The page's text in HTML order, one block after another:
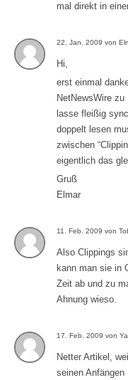
mal direkt in
22. Jan. 2009 von
Hi,
erst einmal
NetNewsWire
lasse fleißig
doppelt lesen
zwischen
eigentlich das
Gruß
Elmar
11. Feb. 2009 von
Also Clippings
kann man sie in
Zeit ab und zu
Ahnung wieso.
17. Feb. 2009 von
Netter Artikel,
seinen